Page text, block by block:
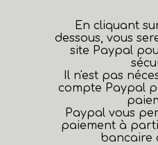
En cliquant
dessous, vous
site Paypal
Il n'est pas
compte Paypal
Paypal vous
paiement à
bancaire